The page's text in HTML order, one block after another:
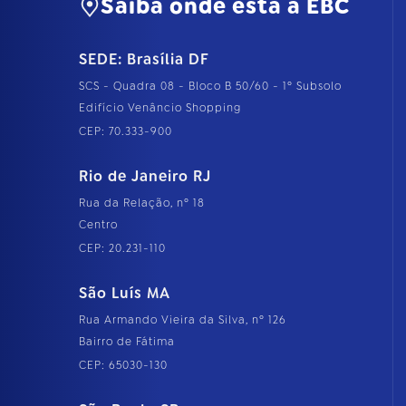
Saiba onde está a EBC
SEDE: Brasília DF
SCS - Quadra 08 - Bloco B 50/60 - 1º Subsolo
Edifício Venâncio Shopping
CEP: 70.333-900
Rio de Janeiro RJ
Rua da Relação, nº 18
Centro
CEP: 20.231-110
São Luís MA
Rua Armando Vieira da Silva, nº 126
Bairro de Fátima
CEP: 65030-130